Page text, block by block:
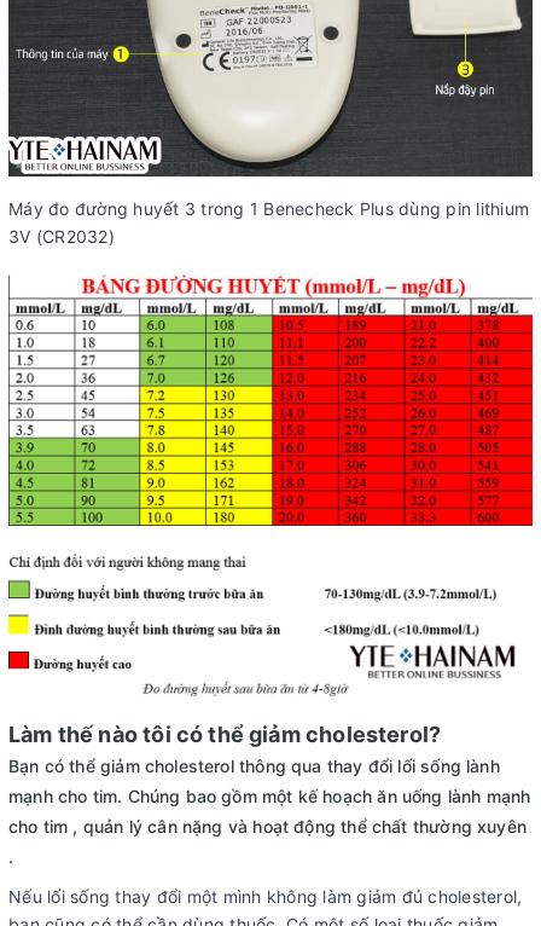
Máy đo đường huyết 3 trong 1 Benecheck Plus dùng pin lithium
3V (CR2032)
Làm thế nào tôi có thể giảm cholesterol?
Bạn có thể giảm cholesterol thông qua thay đổi lối sống lành
mạnh cho tim. Chúng bao gồm một kế hoạch ăn uống lành mạnh
cho tim , quản lý cân nặng và hoạt động thể chất thường xuyên
.
Nếu lối sống thay đổi một mình không làm giảm đủ cholesterol,